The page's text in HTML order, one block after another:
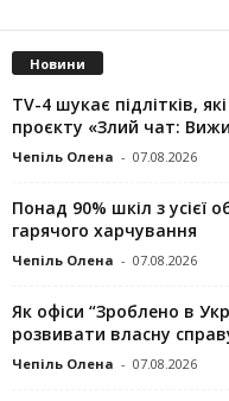
Новини
TV-4 шукає підлітків,
проєкту «Злий чат:
Чепіль Олена - 07.08.2026
Понад 90% шкіл з усієї
гарячого харчування
Чепіль Олена - 07.08.2026
Як офіси “Зроблено в
розвивати власну
Чепіль Олена - 07.08.2026